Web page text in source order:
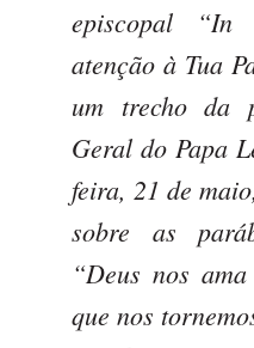
episcopal “In
atenção à Tua
um trecho da
Geral do Papa
feira, 21 de
sobre as
“Deus nos
que nos